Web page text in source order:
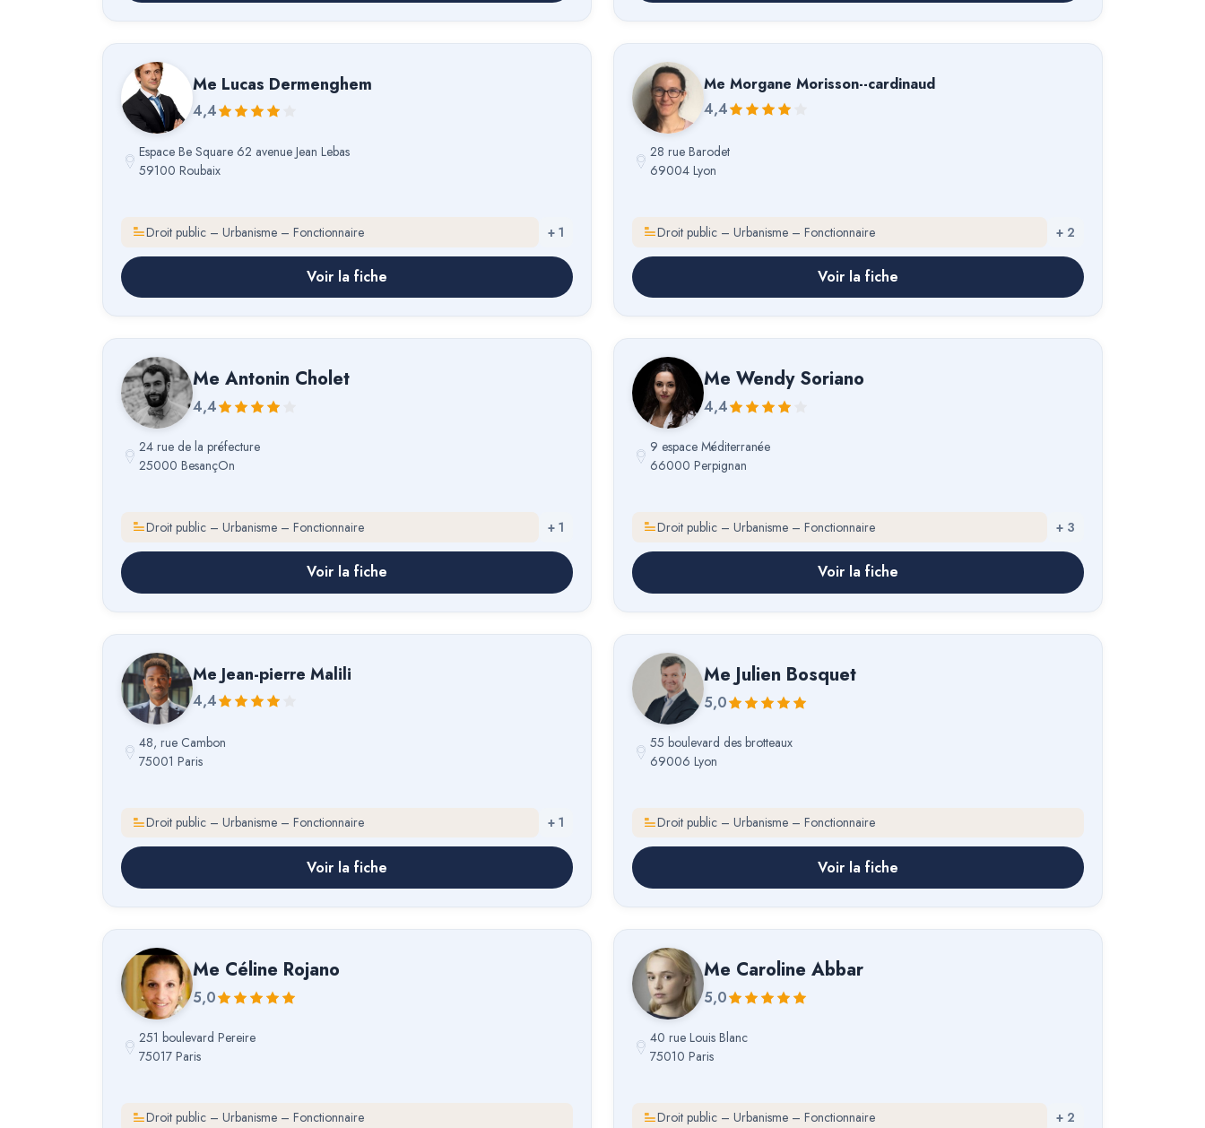
Me Lucas Dermenghem
4,4
Espace Be Square 62 avenue Jean Lebas
59100 Roubaix
Droit public – Urbanisme – Fonctionnaire + 1
Voir la fiche
Me Morgane Morisson--cardinaud
4,4
28 rue Barodet
69004 Lyon
Droit public – Urbanisme – Fonctionnaire + 2
Voir la fiche
Me Antonin Cholet
4,4
24 rue de la préfecture
25000 BesançOn
Droit public – Urbanisme – Fonctionnaire + 1
Voir la fiche
Me Wendy Soriano
4,4
9 espace Méditerranée
66000 Perpignan
Droit public – Urbanisme – Fonctionnaire + 3
Voir la fiche
Me Jean-pierre Malili
4,4
48, rue Cambon
75001 Paris
Droit public – Urbanisme – Fonctionnaire + 1
Voir la fiche
Me Julien Bosquet
5,0
55 boulevard des brotteaux
69006 Lyon
Droit public – Urbanisme – Fonctionnaire
Voir la fiche
Me Céline Rojano
5,0
251 boulevard Pereire
75017 Paris
Droit public – Urbanisme – Fonctionnaire
Me Caroline Abbar
5,0
40 rue Louis Blanc
75010 Paris
Droit public – Urbanisme – Fonctionnaire + 2